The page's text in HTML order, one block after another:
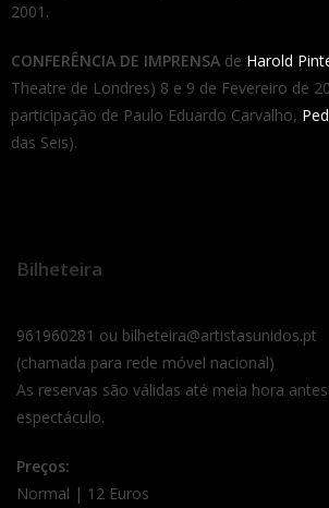
2001.
CONFERÊNCIA DE IMPRENSA de Harold
Theatre de Londres) 8 e 9 de Fevereiro de
participação de Paulo Eduardo Carvalho,
das Seis).
Bilheteira
961960281 ou bilheteira@artistasunidos.pt
(chamada para rede móvel nacional)
As reservas são válidas até meia hora
espectáculo.
Preços:
Normal | 12 Euros